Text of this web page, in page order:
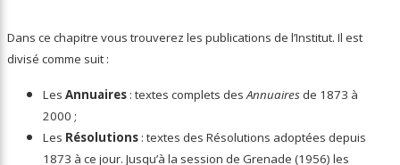
Dans ce chapitre vous trouverez les publications de l’Institut. Il est
divisé comme suit :
Les Annuaires : textes complets desAnnuairesde 1873 à
2000 ;
Les Résolutions : textes des Résolutions adoptées depuis
1873 à ce jour. Jusqu’à la session de Grenade (1956) les